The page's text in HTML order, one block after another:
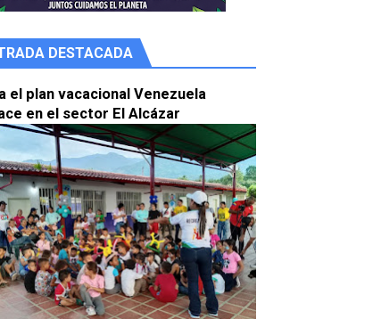
DESTACADA
el plan vacacional Venezuela
en el sector El Alcázar